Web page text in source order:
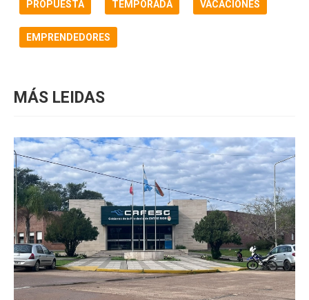
PROPUESTA TEMPORADA VACACIONES
EMPRENDEDORES
MÁS LEIDAS